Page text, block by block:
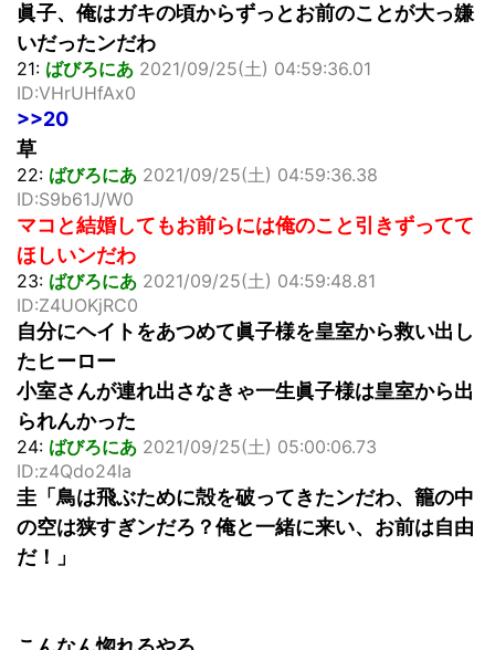
眞子、俺はガキの頃からずっとお前のことが大っ嫌
いだったンだわ
21: ばびろにあ 2021/09/25(土) 04:59:36.01
ID:VHrUHfAx0
>>20
草
22: ばびろにあ 2021/09/25(土) 04:59:36.38
ID:S9b61J/W0
マコと結婚してもお前らには俺のこと引きずってて
ほしいンだわ
23: ばびろにあ 2021/09/25(土) 04:59:48.81
ID:Z4UOKjRC0
自分にヘイトをあつめて眞子様を皇室から救い出し
たヒーロー
小室さんが連れ出さなきゃ一生眞子様は皇室から出
られんかった
24: ばびろにあ 2021/09/25(土) 05:00:06.73
ID:z4Qdo24Ia
圭「鳥は飛ぶために殻を破ってきたンだわ、籠の中
の空は狭すぎンだろ？俺と一緒に来い、お前は自由
だ！」